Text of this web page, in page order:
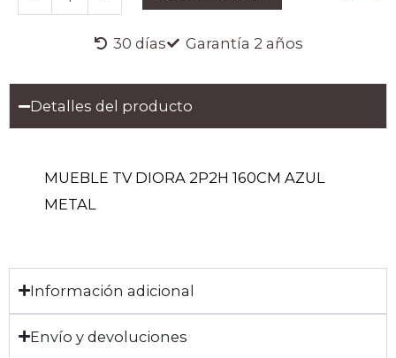
160CM
30 días Garantía 2 años
Detalles del producto
MUEBLE TV DIORA 2P2H 160CM AZUL
METAL
Información adicional
Envío y devoluciones